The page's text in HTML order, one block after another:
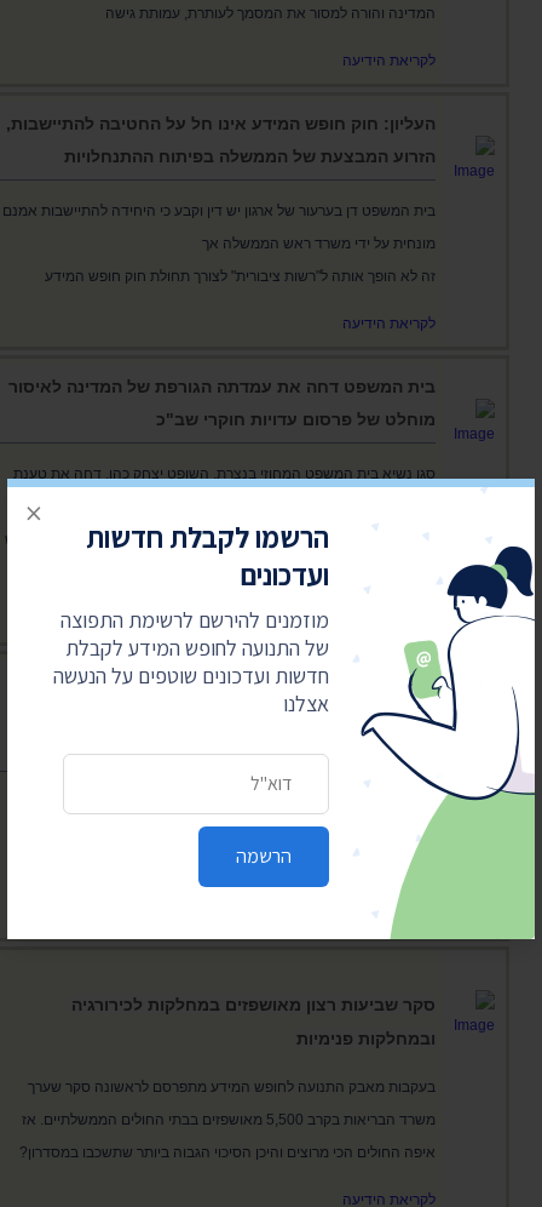
הרשמו לקבלת חדשות
ועדכונים
מוזמנים להירשם לרשימת התפוצה
של התנועה לחופש המידע לקבלת
חדשות ועדכונים שוטפים על הנעשה
אצלנו
הרשמה
×
המדינה והורה למסור את המסמך לעותרת, עמותת גישה
לקריאת הידיעה
העליון: חוק חופש המידע אינו חל על החטיבה להתיישבות,
הזרוע המבצעת של הממשלה בפיתוח ההתנחלויות
בית המשפט דן בערעור של ארגון יש דין וקבע כי היחידה להתיישבות אמנם
מונחית על ידי משרד ראש הממשלה אך
זה לא הופך אותה ל"רשות ציבורית" לצורך תחולת חוק חופש המידע
לקריאת הידיעה
בית המשפט דחה את עמדתה הגורפת של המדינה לאיסור
מוחלט של פרסום עדויות חוקרי שב"כ
סגן נשיא בית המשפט המחוזי בנצרת, השופט יצחק כהן, דחה את טענת
את חוקרי השב"כ וקבע כי "הכלל הינו דלתיים פתוחות ופרסום כאור השמש
בוהק מאיר ומחטא"
בעקבות עתירת חופש מידע של "הארץ" – שירות בתי
הסוהר יחשוף את המוסדות אליהם מופנים הנידונים
לעבודות שירות
השירות וקבע כי "כשם שעקרון הפומביות
נמצא ביסוד ההליך השיפוטי, כך ראוי שיעמוד גם ביסוד הליך הענישה"
לקריאת הידיעה
סקר שביעות רצון מאושפזים במחלקות לכירורגיה
ובמחלקות פנימיות
בעקבות מאבק התנועה לחופש המידע מתפרסם לראשונה סקר שערך
משרד הבריאות בקרב 5,500 מאושפזים בבתי החולים הממשלתיים. אז
איפה החולים הכי מרוצים והיכן הסיכוי הגבוה ביותר שתשכבו במסדרון?
לקריאת הידיעה